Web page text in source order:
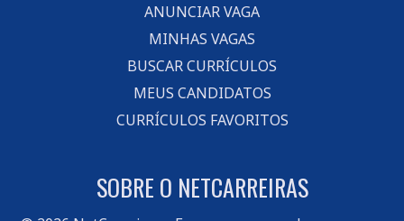
ANUNCIAR VAGA
MINHAS VAGAS
BUSCAR CURRÍCULOS
MEUS CANDIDATOS
CURRÍCULOS FAVORITOS
SOBRE O NETCARREIRAS